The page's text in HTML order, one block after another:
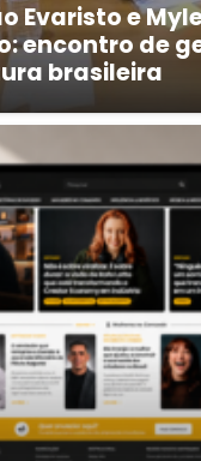
Evaristo e
encontro de
brasileira